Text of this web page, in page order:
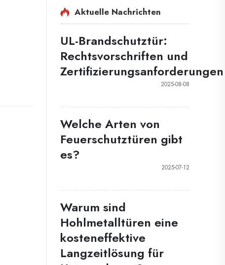
Aktuelle Nachrichten
UL-Brandschutztür:
Rechtsvorschriften und
Zertifizierungsanforderungen
2025-08-08
Welche Arten von
Feuerschutztüren gibt
es?
2025-07-12
Warum sind
Hohlmetalltüren eine
kosteneffektive
Langzeitlösung für